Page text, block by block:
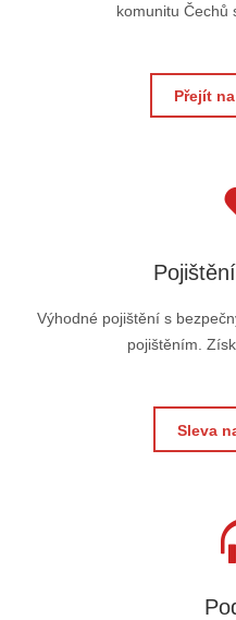
komunitu Čechů
Přejít
Výhodné pojištění s
pojištěním.
Sleva